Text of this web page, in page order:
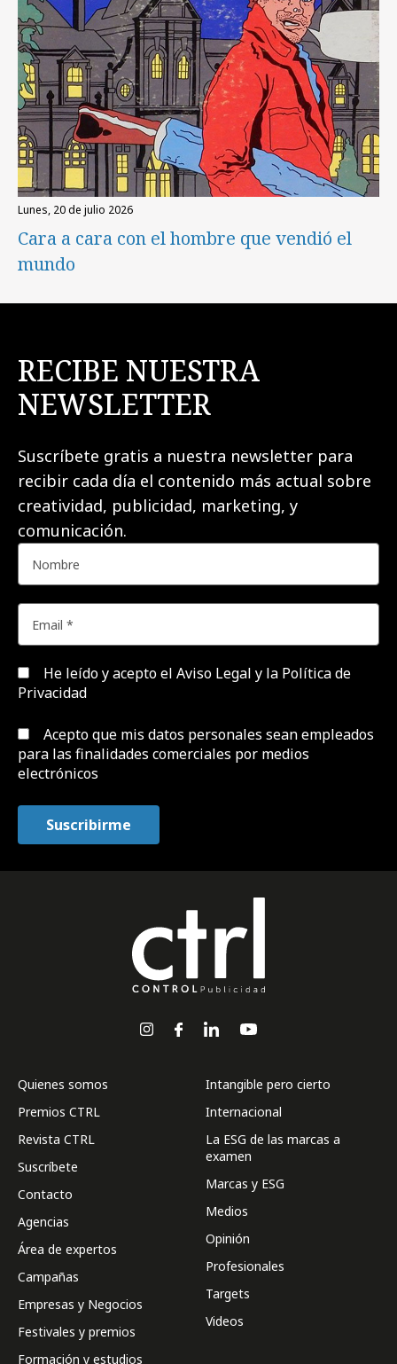
lunes, 20 de julio 2026
Cara a cara con el hombre que vendió el
mundo
RECIBE NUESTRA
NEWSLETTER
Suscríbete gratis a nuestra newsletter para
recibir cada día el contenido más actual sobre
creatividad, publicidad, marketing, y
comunicación.
He leído y acepto el Aviso Legal y la Política de
Privacidad
Acepto que mis datos personales sean empleados
para las finalidades comerciales por medios
electrónicos
Quienes somos
Premios CTRL
Revista CTRL
Suscríbete
Contacto
Agencias
Área de expertos
Campañas
Empresas y Negocios
Festivales y premios
Formación y estudios
Intangible pero cierto
Internacional
La ESG de las marcas a
examen
Marcas y ESG
Medios
Opinión
Profesionales
Targets
Videos